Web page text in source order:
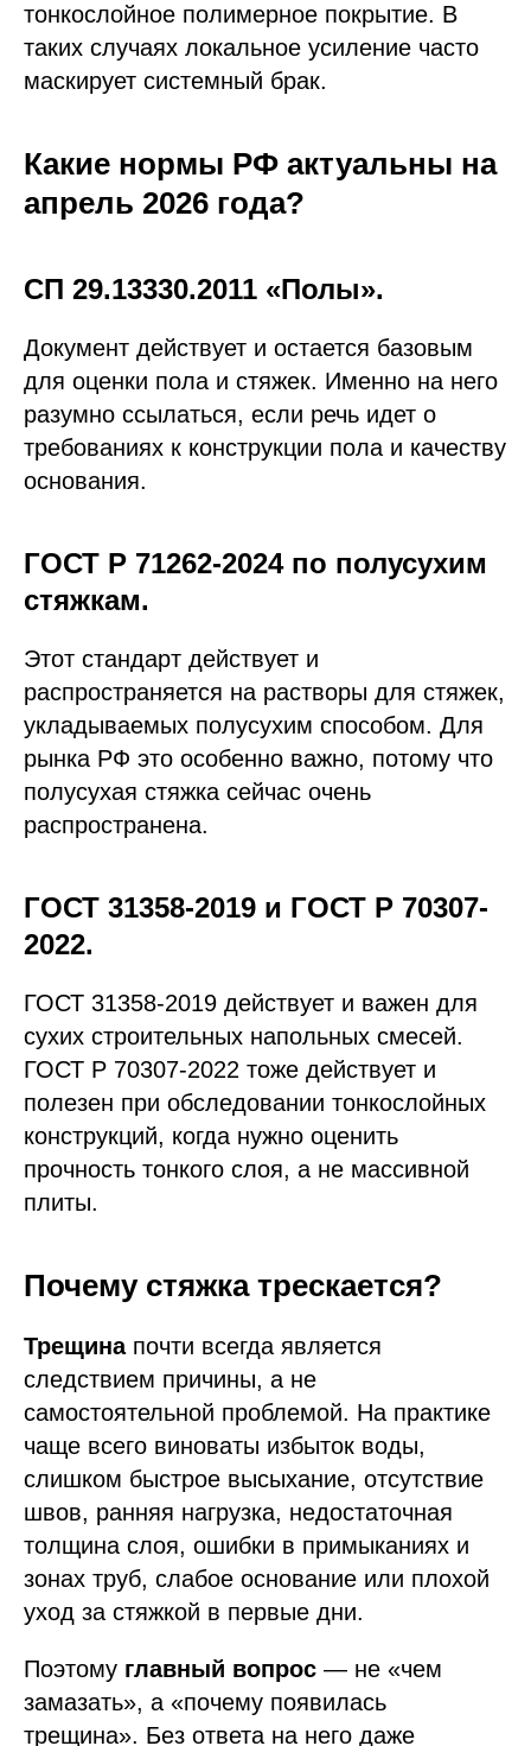
тонкослойное полимерное покрытие. В
таких случаях локальное усиление часто
маскирует системный брак.
Какие нормы РФ актуальны на
апрель 2026 года?
СП 29.13330.2011 «Полы».
Документ действует и остается базовым
для оценки пола и стяжек. Именно на него
разумно ссылаться, если речь идет о
требованиях к конструкции пола и качеству
основания.
ГОСТ Р 71262-2024 по полусухим
стяжкам.
Этот стандарт действует и
распространяется на растворы для стяжек,
укладываемых полусухим способом. Для
рынка РФ это особенно важно, потому что
полусухая стяжка сейчас очень
распространена.
ГОСТ 31358-2019 и ГОСТ Р 70307-
2022.
ГОСТ 31358-2019 действует и важен для
сухих строительных напольных смесей.
ГОСТ Р 70307-2022 тоже действует и
полезен при обследовании тонкослойных
конструкций, когда нужно оценить
прочность тонкого слоя, а не массивной
плиты.
Почему стяжка трескается?
Трещинапочти всегда является
следствием причины, а не
самостоятельной проблемой. На практике
чаще всего виноваты избыток воды,
слишком быстрое высыхание, отсутствие
швов, ранняя нагрузка, недостаточная
толщина слоя, ошибки в примыканиях и
зонах труб, слабое основание или плохой
уход за стяжкой в первые дни.
Поэтому главный вопрос — не «чем
замазать», а «почему появилась
трещина». Без ответа на него даже